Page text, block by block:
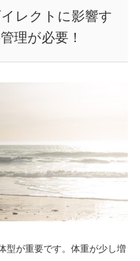
レクトに影響す
理が必要！
型が重要です。体重が少し増